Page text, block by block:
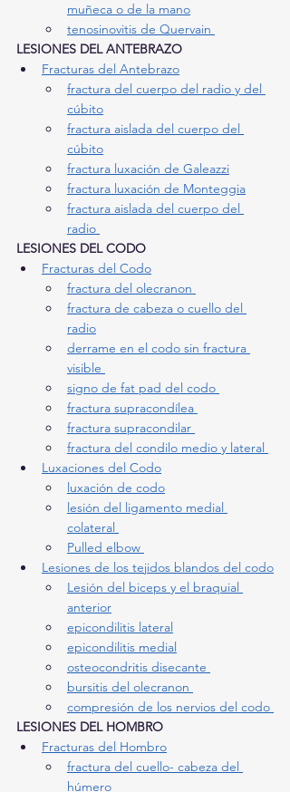
muñeca o de la mano
tenosinovitis de Quervain
LESIONES DEL ANTEBRAZO
Fracturas del Antebrazo
fractura del cuerpo del radio y del
cúbito
fractura aislada del cuerpo del
cúbito
fractura luxación de Galeazzi
fractura luxación de Monteggia
fractura aislada del cuerpo del
radio
LESIONES DEL CODO
Fracturas del Codo
fractura del olecranon
fractura de cabeza o cuello del
radio
derrame en el codo sin fractura
visible
signo de fat pad del codo
fractura supracondílea
fractura supracondilar
fractura del condilo medio y lateral
Luxaciones del Codo
luxación de codo
lesión del ligamento medial
colateral
Pulled elbow
Lesiones de los tejidos blandos del codo
Lesión del biceps y el braquial
anterior
epicondilitis lateral
epicondilitis medial
osteocondritis disecante
bursitis del olecranon
compresión de los nervios del codo
LESIONES DEL HOMBRO
Fracturas del Hombro
fractura del cuello- cabeza del
húmero